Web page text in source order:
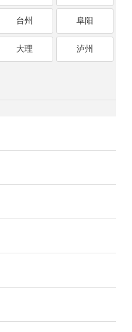
台州 阜阳
大理 泸州